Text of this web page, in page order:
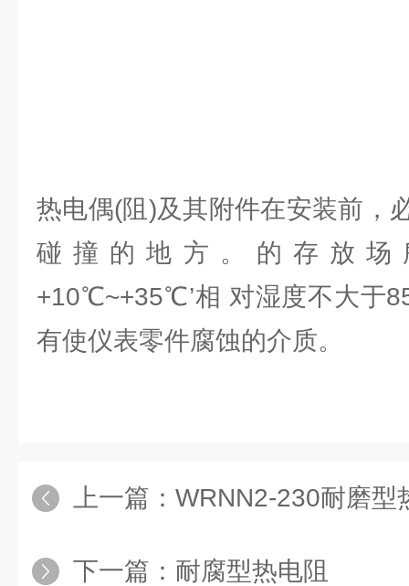
热电偶(阻)及其附件在安装前，
碰撞的地方。的存放场
+10℃~+35℃’相 对湿度不大于
有使仪表零件腐蚀的介质。
上一篇： WRNN2-230耐磨型
下一篇： 耐腐型热电阻